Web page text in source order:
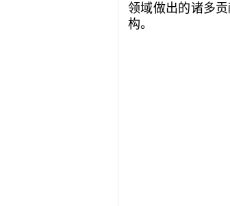
领域做出的诸多
构。